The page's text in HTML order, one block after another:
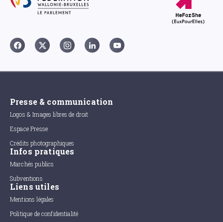
Presse & communication
Logos & Images libres de droit
Espace Presse
Crédits photographiques
Infos pratiques
Marchés publics
Subventions
Liens utiles
Mentions légales
Politique de confidentialité